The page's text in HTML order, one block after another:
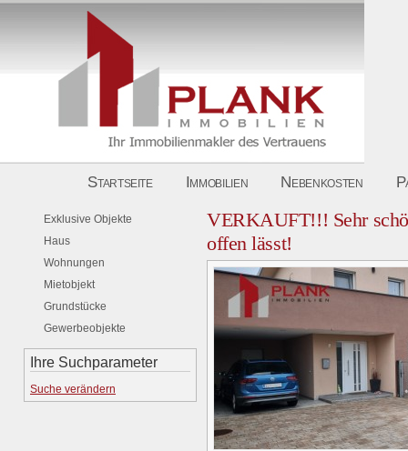
Startseite Immobilien Nebenkosten
Exklusive Objekte
Haus
Wohnungen
Mietobjekt
Grundstücke
Gewerbeobjekte
Ihre Suchparameter
Suche verändern
VERKAUFT!!! Sehr
offen lässt!